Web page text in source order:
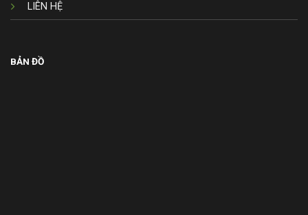
LIÊN HỆ
BẢN ĐỒ